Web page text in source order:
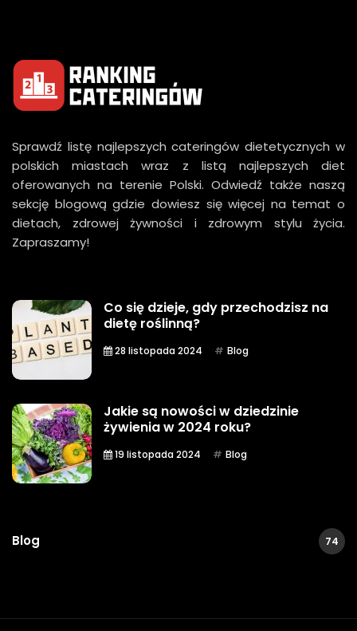
Sprawdź listę najlepszych cateringów dietetycznych w
polskich miastach wraz z listą najlepszych diet
oferowanych na terenie Polski. Odwiedź także naszą
sekcję blogową gdzie dowiesz się więcej na temat o
dietach, zdrowej żywności i zdrowym stylu życia.
Zapraszamy!
Co się dzieje, gdy przechodzisz na
dietę roślinną?
28 listopada 2024 Blog
Jakie są nowości w dziedzinie
żywienia w 2024 roku?
19 listopada 2024 Blog
Blog 74